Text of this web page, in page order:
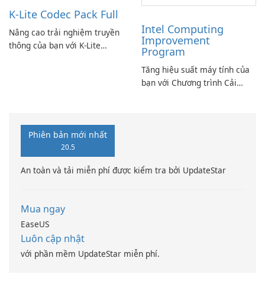
K-Lite Codec Pack Full
Nâng cao trải nghiệm truyền
thông của bạn với K-Lite
Intel Computing
Improvement
Program
Tăng hiệu suất máy tính của
bạn với Chương trình Cải
Phiên bản mới nhất
20.5
An toàn và tải miễn phí được kiểm tra bởi UpdateStar
Mua ngay
EaseUS
Luôn cập nhật
với phần mềm UpdateStar miễn phí.